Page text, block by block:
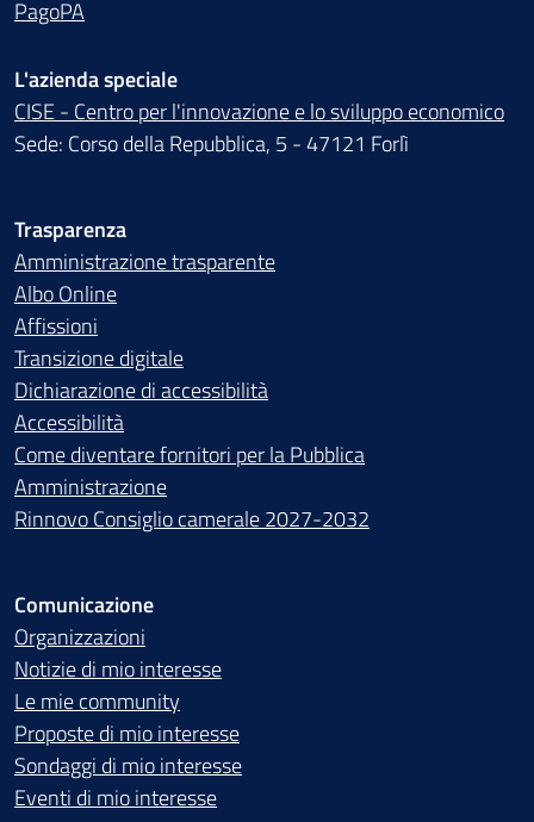
PagoPA
L'azienda speciale
CISE - Centro per l'innovazione e lo sviluppo economico
Sede: Corso della Repubblica, 5 - 47121 Forlì
Trasparenza
Amministrazione trasparente
Albo Online
Affissioni
Transizione digitale
Dichiarazione di accessibilità
Accessibilità
Come diventare fornitori per la Pubblica
Amministrazione
Rinnovo Consiglio camerale 2027-2032
Comunicazione
Organizzazioni
Notizie di mio interesse
Le mie community
Proposte di mio interesse
Sondaggi di mio interesse
Eventi di mio interesse